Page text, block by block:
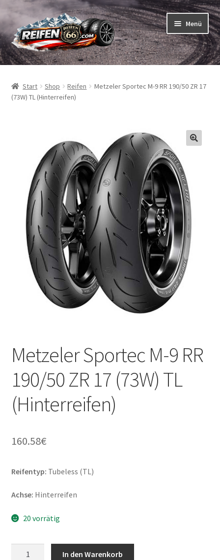
Zur
Navigation
springen
Zum
Inhalt
springen
Menü
Reifen
Schläuche
Marken
Reifentests
Kontakt
Start Shop Reifen
Metzeler Sportec M-9 RR 190/50 ZR 17
(73W) TL (Hinterreifen)
Metzeler Sportec M-9 RR
190/50 ZR 17 (73W) TL
(Hinterreifen)
160.58€
Reifentyp: Tubeless (TL)
Achse: Hinterreifen
20 vorrätig
In den Warenkorb